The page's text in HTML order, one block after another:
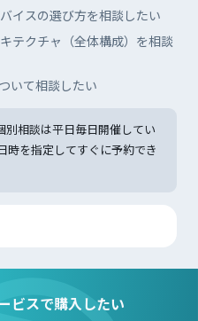
イスの選び方を相談したい
テクチャ（全体構成）を相談
いて相談したい
別相談は平日毎日開催してい
時を指定してすぐに予約でき
ビスで購入したい